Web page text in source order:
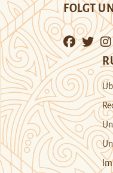
FOLGT